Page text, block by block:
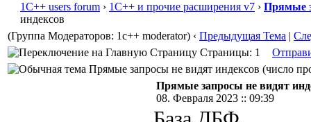
1С++ users forum › 1С++ и прочие расширения v7 › Прямые
индексов
(Группа Модераторов: 1c++ moderator) ‹ Предыдущая Тема |
Страницы: 1
Прямые запросы не видят индексов (число
Прямые запросы не видят
08. Февраля 2023 :: 09:39